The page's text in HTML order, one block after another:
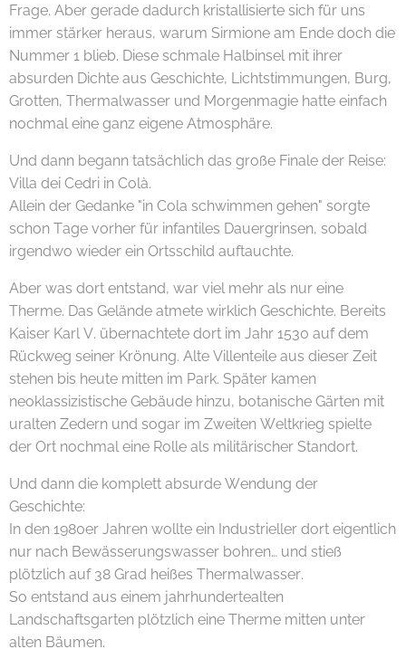
Frage. Aber gerade dadurch kristallisierte sich für uns
immer stärker heraus, warum Sirmione am Ende doch die
Nummer 1 blieb. Diese schmale Halbinsel mit ihrer
absurden Dichte aus Geschichte, Lichtstimmungen, Burg,
Grotten, Thermalwasser und Morgenmagie hatte einfach
nochmal eine ganz eigene Atmosphäre.
Und dann begann tatsächlich das große Finale der Reise:
Villa dei Cedri in Colà. 😄
Allein der Gedanke "in Cola schwimmen gehen" sorgte
schon Tage vorher für infantiles Dauergrinsen, sobald
irgendwo wieder ein Ortsschild auftauchte.
Aber was dort entstand, war viel mehr als nur eine
Therme. Das Gelände atmete wirklich Geschichte. Bereits
Kaiser Karl V. übernachtete dort im Jahr 1530 auf dem
Rückweg seiner Krönung. Alte Villenteile aus dieser Zeit
stehen bis heute mitten im Park. Später kamen
neoklassizistische Gebäude hinzu, botanische Gärten mit
uralten Zedern und sogar im Zweiten Weltkrieg spielte
der Ort nochmal eine Rolle als militärischer Standort.
Und dann die komplett absurde Wendung der
Geschichte:
In den 1980er Jahren wollte ein Industrieller dort eigentlich
nur nach Bewässerungswasser bohren… und stieß
plötzlich auf 38 Grad heißes Thermalwasser. 😄♨️
So entstand aus einem jahrhundertealten
Landschaftsgarten plötzlich eine Therme mitten unter
alten Bäumen.